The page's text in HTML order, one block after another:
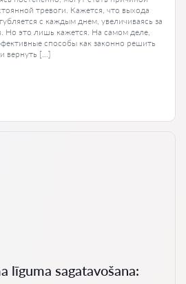
тревоги. Кажется, что выхода
с каждым днем, увеличиваясь за
Но это лишь кажется. На самом деле,
способы как законно решить
вернуть […]
līguma sagatavošana: